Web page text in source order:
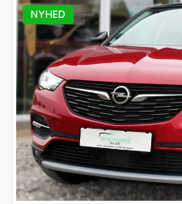
Bakkamera
Digitalt cockpit
Dual zone klimaanlæg
Dæktryksystem
NYHED